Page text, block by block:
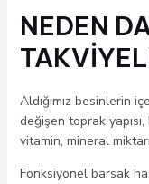
NEDEN
Aldığımız besinlerin
değişen toprak
vitamin, mineral
Fonksiyonel barsak